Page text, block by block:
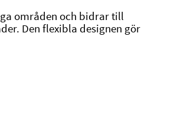
områden och bidrar till
Den flexibla designen gör